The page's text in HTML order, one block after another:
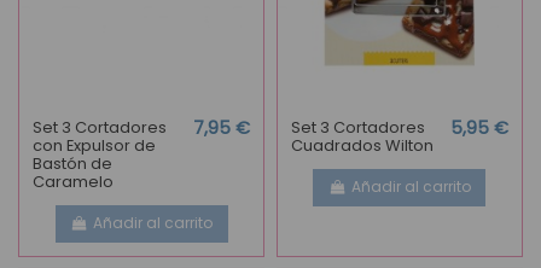
Set 3 Cortadores
con Expulsor de
Bastón de
Caramelo
7,95 €
Añadir al carrito
Set 3 Cortadores
Cuadrados Wilton
5,95 €
Añadir al carrito